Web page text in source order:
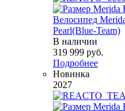
Велосипед
Pearl(Blue-Team)
В наличии
319 999 руб.
Подробнее
Новинка
2027